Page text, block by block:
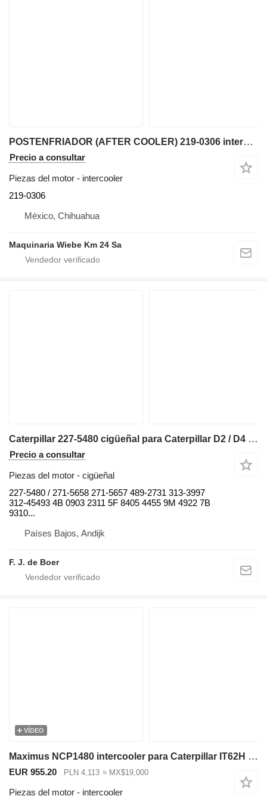
POSTENFRIADOR (AFTER COOLER) 219-0306 intercooler para Caterpillar 950G, IT62G, IT38G, 962 cargadora de ruedas
Precio a consultar
Piezas del motor - intercooler
219-0306
México, Chihuahua
Maquinaria Wiebe Km 24 Sa
Caterpillar 227-5480 cigüeñal para Caterpillar D2 / D4 / D5 / D6 / D7 / D8 / RD6 / R4 / 938 / 950 / 962 / 966 / 318 / 320 bulldozer
Precio a consultar
Piezas del motor - cigüeñal
227-5480 / 271-5658 271-5657 489-2731 313-3997
312-45493 4B 0903 2311 5F 8405 4455 9M 4922 7B
9310...
Países Bajos, Andijk
F. J. de Boer
VÍDEO
Maximus NCP1480 intercooler para Caterpillar IT62H , 950H , 962H , 120K 12K , 140K , 140M , 14M , 160K , 160M maquinaria de construcción
EUR 955.20 PLN 4,113 ≈ MX$19,000
Piezas del motor - intercooler